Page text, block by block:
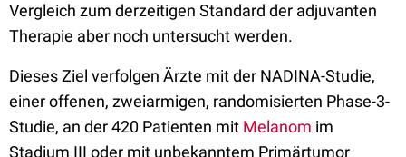
Vergleich zum derzeitigen Standard der adjuvanten
Therapie aber noch untersucht werden.
Dieses Ziel verfolgen Ärzte mit der NADINA-Studie,
einer offenen, zweiarmigen, randomisierten Phase-3-
Studie, an der 420 Patienten mit Melanom im
Stadium III oder mit unbekanntem Primärtumor